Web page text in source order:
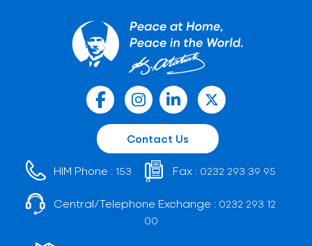
Contact Us
HIM Phone : 153 Fax : 0232 293 39 95
Central/Telephone Exchange : 0232 293 12
00